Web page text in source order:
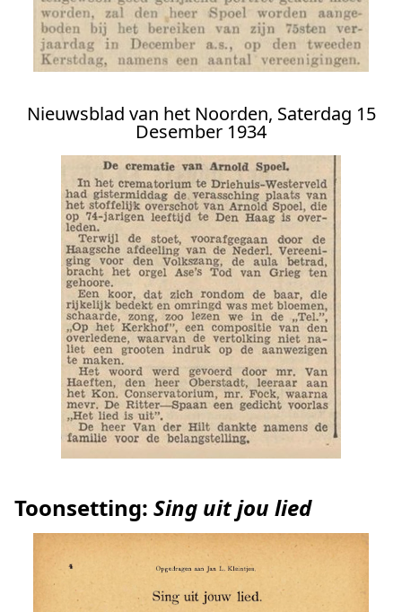
Nieuwsblad van het Noorden, Saterdag 15
Desember 1934
Toonsetting: Sing uit jou lied